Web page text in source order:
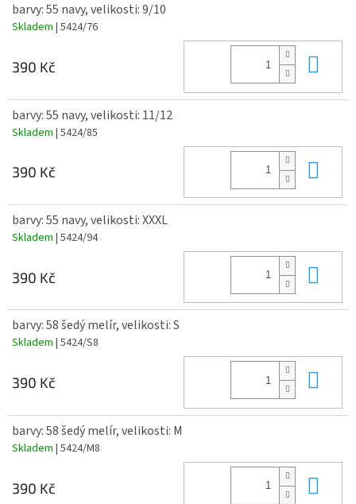
barvy: 55 navy, velikosti: 9/10
Skladem | 5424/76
390 Kč
barvy: 55 navy, velikosti: 11/12
Skladem | 5424/85
390 Kč
barvy: 55 navy, velikosti: XXXL
Skladem | 5424/94
390 Kč
barvy: 58 šedý melír, velikosti: S
Skladem | 5424/S8
390 Kč
barvy: 58 šedý melír, velikosti: M
Skladem | 5424/M8
390 Kč